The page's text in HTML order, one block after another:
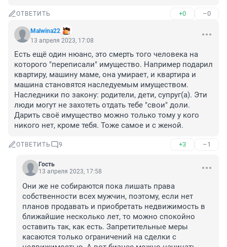
ОТВЕТИТЬ +0 –0
Malwina22
13 апреля 2023, 17:08
Есть ещё один нюанс, это смерть того человека на
которого "переписали" имущество. Например подарил
квартиру, машину маме, она умирает, и квартира и
машина становятся наследуемым имуществом.
Наследники по закону: родители, дети, супруг(а). Эти
люди могут не захотеть отдать тебе "свои" доли.
Дарить своё имущество можно только тому у кого
никого нет, кроме тебя. Тоже самое и с женой.
ОТВЕТИТЬ 9 +3 –1
Гость
13 апреля 2023, 17:58
Они же не собираются пока лишать права
собственности всех мужчин, поэтому, если нет
планов продавать и приобретать недвижимость в
ближайшие несколько лет, то можно спокойно
оставить так, как есть. Запретительные меры
касаются только ограничений на сделки с